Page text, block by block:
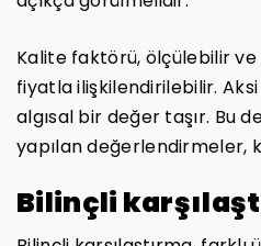
Kalite faktörü, ölçülebilir
fiyatla ilişkilendirilebilir.
algısal bir değer taşır. Bu
yapılan değerlendirmeler,
Bilinçli